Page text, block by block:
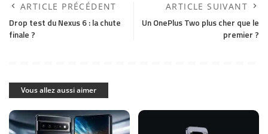
ARTICLE PRÉCÉDENT
Drop test du Nexus 6 : la chute
finale ?
ARTICLE SUIVANT
Un OnePlus Two plus cher que le
premier ?
Vous allez aussi aimer